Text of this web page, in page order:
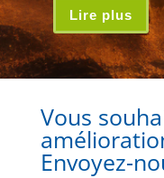
Lire plus
Vous
Envoyez-